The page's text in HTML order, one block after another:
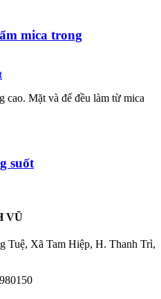
mica trong
cao. Mặt và đế đều làm từ mica
suốt
VŨ
Tuệ, Xã Tam Hiệp, H. Thanh Trì,